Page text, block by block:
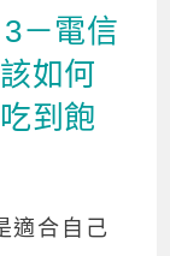
－電信
如何
到飽
適合自己